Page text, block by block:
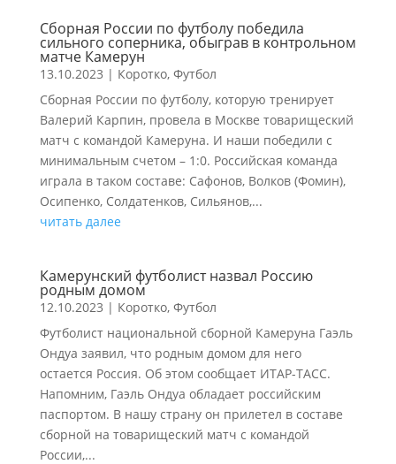
Сборная России по футболу победила
сильного соперника, обыграв в контрольном
матче Камерун
13.10.2023 | Коротко, Футбол
Сборная России по футболу, которую тренирует
Валерий Карпин, провела в Москве товарищеский
матч с командой Камеруна. И наши победили с
минимальным счетом – 1:0. Российская команда
играла в таком составе: Сафонов, Волков (Фомин),
Осипенко, Солдатенков, Сильянов,...
читать далее
Камерунский футболист назвал Россию
родным домом
12.10.2023 | Коротко, Футбол
Футболист национальной сборной Камеруна Гаэль
Ондуа заявил, что родным домом для него
остается Россия. Об этом сообщает ИТАР-ТАСС.
Напомним, Гаэль Ондуа обладает российским
паспортом. В нашу страну он прилетел в составе
сборной на товарищеский матч с командой
России,...